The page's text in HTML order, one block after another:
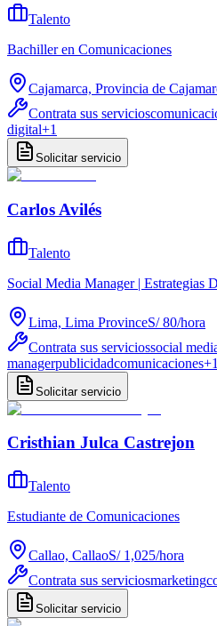
Talento
Bachiller en Comunicaciones
Cajamarca, Provincia de
Contrata sus servicios
digital+1
Solicitar servicio
Carlos Avilés
Talento
Social Media Manager | Estrategias
Lima, Lima ProvinceS/ 80/hora
Contrata sus serviciossocial
managerpublicidadcomunicaciones+1
Solicitar servicio
Cristhian Julca Castrejon
Talento
Estudiante de Comunicaciones
Callao, CallaoS/ 1,025/hora
Contrata sus serviciosmarketing
Solicitar servicio